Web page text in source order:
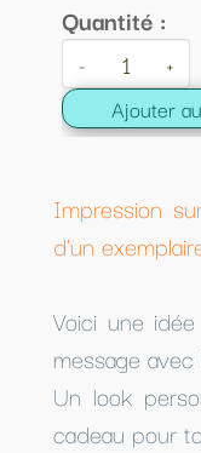
Quantité :
- +
Ajouter
Impression
d'un
Voici une
message
Un look
cadeau pour